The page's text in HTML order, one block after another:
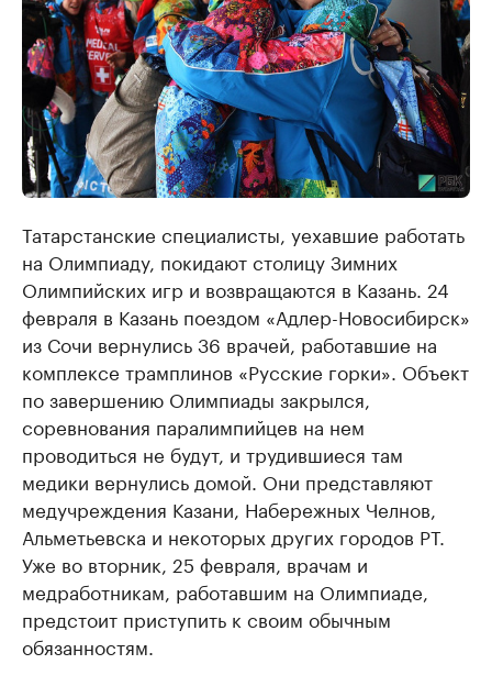
Татарстанские специалисты, уехавшие работать
на Олимпиаду, покидают столицу Зимних
Олимпийских игр и возвращаются в Казань. 24
февраля в Казань поездом «Адлер-Новосибирск»
из Сочи вернулись 36 врачей, работавшие на
комплексе трамплинов «Русские горки». Объект
по завершению Олимпиады закрылся,
соревнования паралимпийцев на нем
проводиться не будут, и трудившиеся там
медики вернулись домой. Они представляют
медучреждения Казани, Набережных Челнов,
Альметьевска и некоторых других городов РТ.
Уже во вторник, 25 февраля, врачам и
медработникам, работавшим на Олимпиаде,
предстоит приступить к своим обычным
обязанностям.